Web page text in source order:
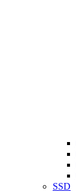
SSD